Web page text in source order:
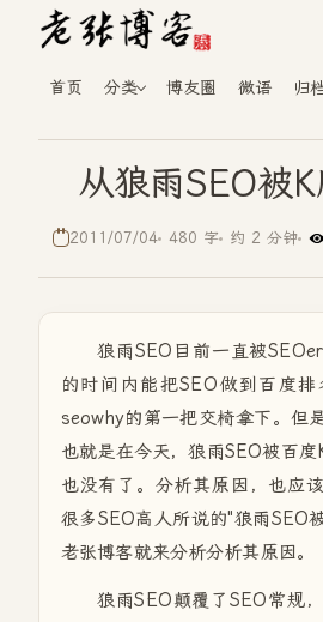
首页 分类 博友圈 微语 归
从狼雨SEO被
2011/07/04 480 字 约 2 分钟
狼雨SEO目前一直被
的时间内能把SEO做到百度
seowhy的第一把交椅拿下。但
也就是在今天，狼雨SEO被百
也没有了。分析其原因，也应
很多SEO高人所说的"狼雨SEO
老张博客就来分析分析其原因。
狼雨SEO颠覆了SEO常规